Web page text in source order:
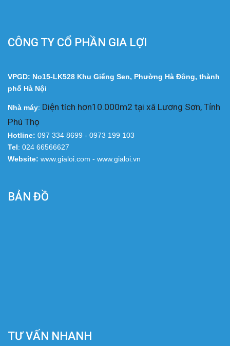
CÔNG TY CỔ PHẦN GIA LỢI
VPGD: No15-LK528 Khu Giếng Sen, Phường Hà Đông, thành
phố Hà Nội
Nhà máy: Diện tích hơn10.000m2 tại xã Lương Sơn, Tỉnh
Phú Thọ
Hotline: 097 334 8699 - 0973 199 103
Tel: 024 66566627
Website: www.gialoi.com - www.gialoi.vn
BẢN ĐỒ
TƯ VẤN NHANH